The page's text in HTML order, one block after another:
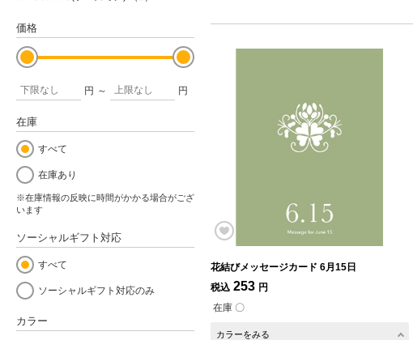
価格
円 ～ 円
在庫
すべて
在庫あり
※在庫情報の反映に時間がかかる場合がござ
います
ソーシャルギフト対応
すべて
ソーシャルギフト対応のみ
カラー
花結びメッセージカード 6月15日
税込 253 円
在庫 〇
カラーをみる